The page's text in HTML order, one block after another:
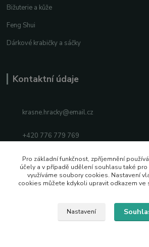
Bižuterie a kůže
Feng Shui
Dárkové krabičky a sáčky
Kontaktní údaje
krasne.hracky@email.cz
+420 776 779 769
Facebook
Instagram
Pro základní funkčnost, zpříjemnění
účely a v případě udělení souhlasu také
využíváme soubory cookies. Nastavení
cookies můžete kdykoli upravit odkazem ve
Nastavení